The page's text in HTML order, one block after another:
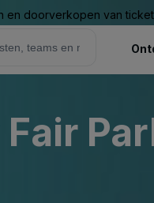
doorverkopen van